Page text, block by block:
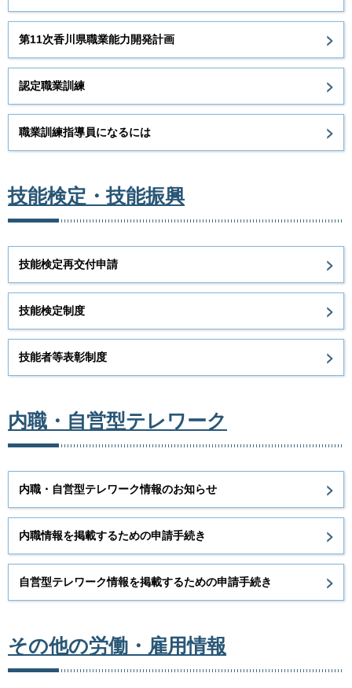
第11次香川県職業能力開発計画
認定職業訓練
職業訓練指導員になるには
技能検定・技能振興
技能検定再交付申請
技能検定制度
技能者等表彰制度
内職・自営型テレワーク
内職・自営型テレワーク情報のお知らせ
内職情報を掲載するための申請手続き
自営型テレワーク情報を掲載するための申請手続き
その他の労働・雇用情報